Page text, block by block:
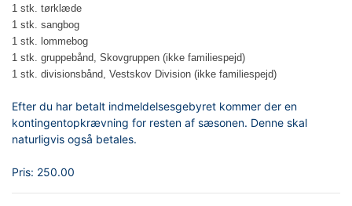
1 stk. tørklæde
1 stk. sangbog
1 stk. lommebog
1 stk. gruppebånd, Skovgruppen (ikke familiespejd)
1 stk. divisionsbånd, Vestskov Division (ikke familiespejd)
Efter du har betalt indmeldelsesgebyret kommer der en
kontingentopkrævning for resten af sæsonen. Denne skal
naturligvis også betales.
Pris: 250.00